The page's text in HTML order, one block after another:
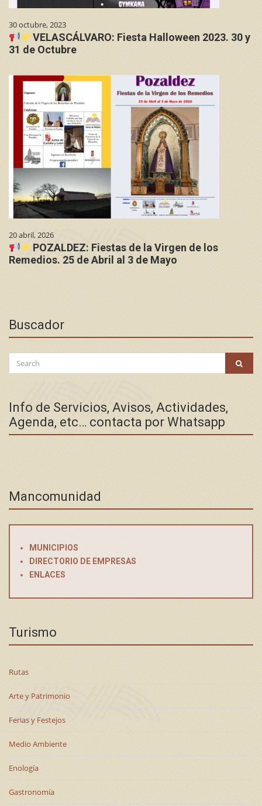
30 octubre, 2023
VELASCÁLVARO: Fiesta Halloween 2023. 30 y
31 de Octubre
20 abril, 2026
POZALDEZ: Fiestas de la Virgen de los
Remedios. 25 de Abril al 3 de Mayo
Buscador
Search
for:
Info de Servicios, Avisos, Actividades,
Agenda, etc… contacta por Whatsapp
Mancomunidad
MUNICIPIOS
DIRECTORIO DE EMPRESAS
ENLACES
Turismo
Rutas
Arte y Patrimonio
Ferias y Festejos
Medio Ambiente
Enología
Gastronomía